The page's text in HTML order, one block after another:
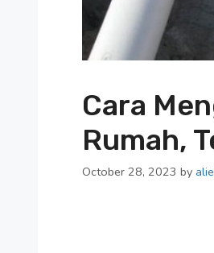
Cara
Rumah,
October 28, 2023 by